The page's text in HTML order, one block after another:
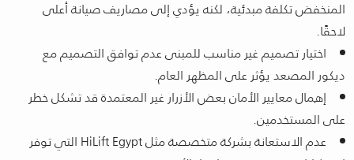
المنخفض تكلفة مبدئية، لكنه يؤدي إلى مصاريف صيانة أعلى
لاحقًا.
اختيار تصميم غير مناسب للمبنى عدم توافق التصميم مع
ديكور المصعد يؤثر على المظهر العام.
إهمال معايير الأمان بعض الأزرار غير المعتمدة قد تشكل خطر
على المستخدمين.
عدم الاستعانة بشركة متخصصة مثل HiLift Egypt التي توفر